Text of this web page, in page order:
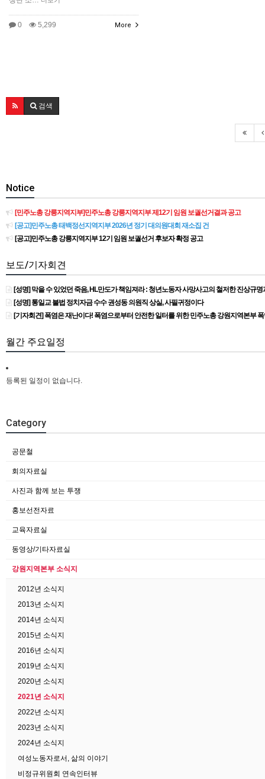
0 5,299 More
검색
Notice
[민주노총 강릉지역지부]민주노총 강릉지역지부 제12기 임원 보궐선거결과 공고
[공고]민주노총 태백정선지역지부 2026년 정기 대의원대회 재소집 건
[공고]민주노총 강릉지역지부 12기 임원 보궐선거 후보자 확정 공고
보도/기자회견
[성명] 막을 수 있었던 죽음, HL만도가 책임져라 : 청년노동자 사망사고의 철저한 진상규
[성명] 통일교 불법 정치자금 수수 권성동 의원직 상실, 사필귀정이다
[기자회견] 폭염은 재난이다! 폭염으로부터 안전한 일터를 위한 민주노총 강원지역본부
월간 주요일정
등록된 일정이 없습니다.
Category
공문철
회의자료실
사진과 함께 보는 투쟁
홍보선전자료
교육자료실
동영상/기타자료실
강원지역본부 소식지
2012년 소식지
2013년 소식지
2014년 소식지
2015년 소식지
2016년 소식지
2019년 소식지
2020년 소식지
2021년 소식지
2022년 소식지
2023년 소식지
2024년 소식지
여성노동자로서, 삶의 이야기
비정규위원회 연속인터뷰